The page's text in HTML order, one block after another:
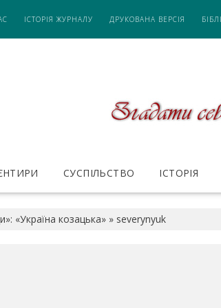
ІСТОРІЯ ЖУРНАЛУ ДРУКОВАНА ВЕРСІЯ
СУСПІЛЬСТВО ІСТОРІЯ
«Україна козацька» » severynyuk